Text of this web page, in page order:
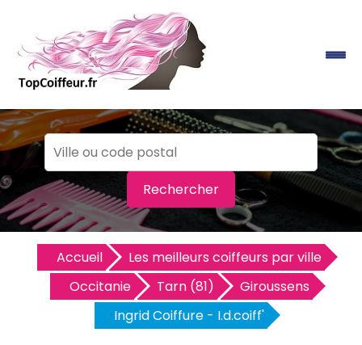
Rechercher
Accueil
Les meilleurs coiffeurs par ville
Occitanie
Tarn (81)
Giroussens
Ingrid Coiffure - I.d.coiff'